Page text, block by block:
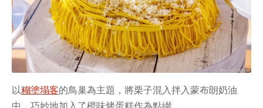
以糊塗塌客的鳥巢為主題，將栗子混入拌入蒙布朗奶油